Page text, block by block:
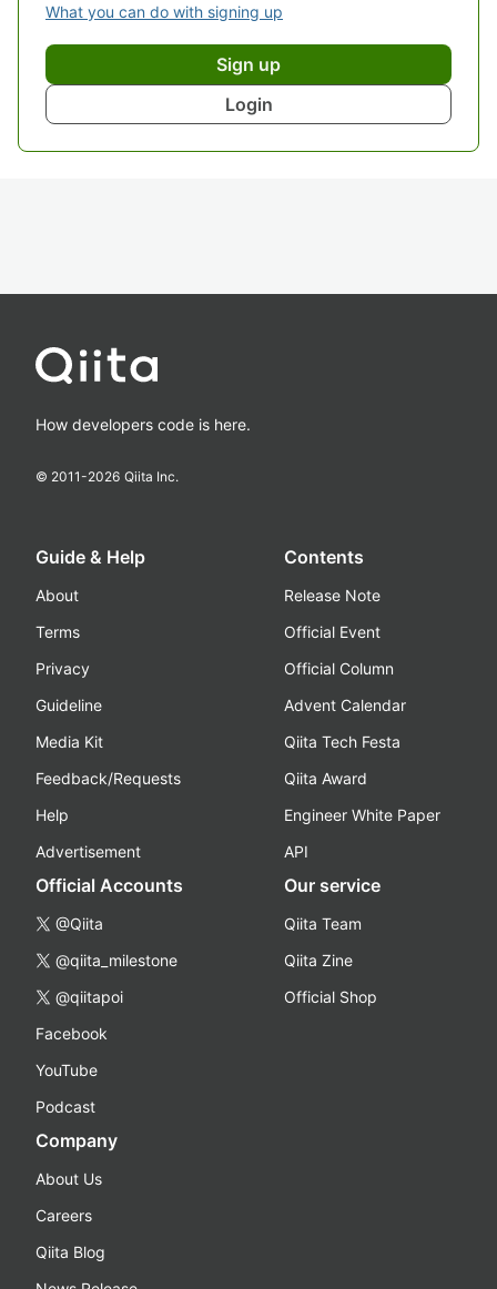
What you can do with signing up
Sign up
Login
How developers code is here.
© 2011-2026 Qiita Inc.
Guide & Help
About
Terms
Privacy
Guideline
Media Kit
Feedback/Requests
Help
Advertisement
Contents
Release Note
Official Event
Official Column
Advent Calendar
Qiita Tech Festa
Qiita Award
Engineer White Paper
API
Official Accounts
@Qiita
@qiita_milestone
@qiitapoi
Facebook
YouTube
Podcast
Our service
Qiita Team
Qiita Zine
Official Shop
Company
About Us
Careers
Qiita Blog